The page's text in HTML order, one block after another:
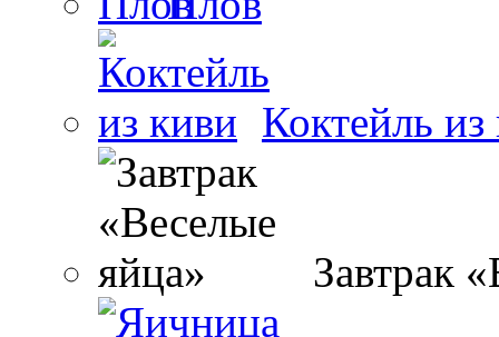
Коктейль из
Завтрак